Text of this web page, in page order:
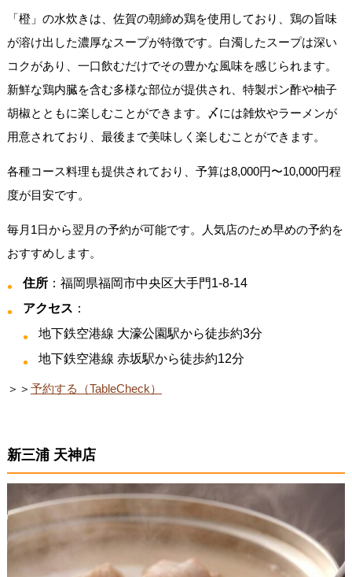
「橙」の水炊きは、佐賀の朝締め鶏を使用しており、鶏の旨味
が溶け出した濃厚なスープが特徴です。白濁したスープは深い
コクがあり、一口飲むだけでその豊かな風味を感じられます。
新鮮な鶏内臓を含む多様な部位が提供され、特製ポン酢や柚子
胡椒とともに楽しむことができます。〆には雑炊やラーメンが
用意されており、最後まで美味しく楽しむことができます。
各種コース料理も提供されており、予算は8,000円〜10,000円程
度が目安です。
毎月1日から翌月の予約が可能です。人気店のため早めの予約を
おすすめします。
住所：福岡県福岡市中央区大手門1-8-14
アクセス ：
地下鉄空港線 大濠公園駅から徒歩約3分
地下鉄空港線 赤坂駅から徒歩約12分
＞＞ 予約する（TableCheck）
新三浦 天神店